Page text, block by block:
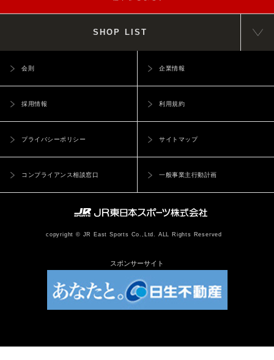
SHOP LIST
copyright © JR East Sports Co.,Ltd. ALL Rights Reserved
会則 企業情報
採用情報 利用規約
プライバシーポリシー サイトマップ
コンプライアンス相談窓口 一般事業主行動計画
スポンサーサイト